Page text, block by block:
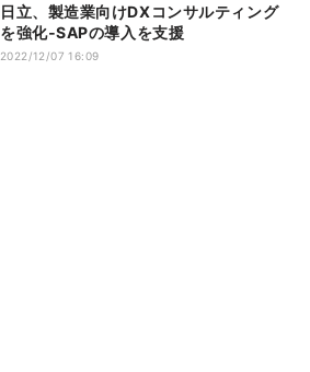
日立、製造業向けDXコンサルティング
を強化‐SAPの導入を支援
2022/12/07 16:09